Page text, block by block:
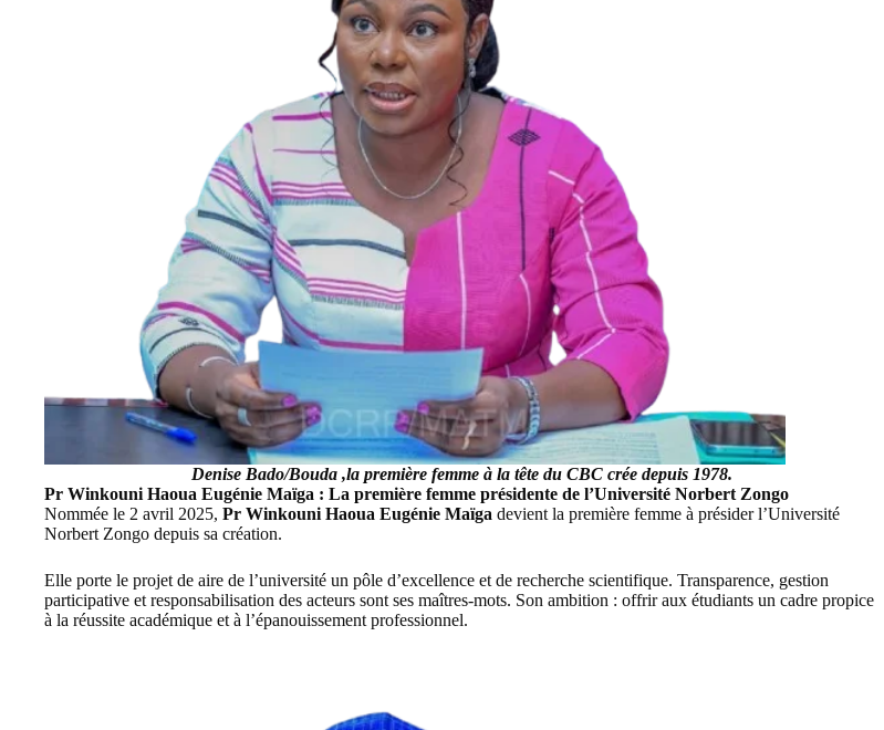
Denise Bado/Bouda ,la première femme à la tête du CBCcrée depuis 1978.
Pr Winkouni Haoua Eugénie Maïga : La première femme présidente de l’Université Norbert Zongo
Nommée le 2 avril 2025, Pr Winkouni Haoua Eugénie Maïga devient la première femme à présider l’Université
Norbert Zongo depuis sa création.
Elle porte le projet de aire de l’université un pôle d’excellence et de recherche scientifique. Transparence, gestion
participative et responsabilisation des acteurs sont ses maîtres-mots. Son ambition : offrir aux étudiants un cadre propice
à la réussite académique et à l’épanouissement professionnel.